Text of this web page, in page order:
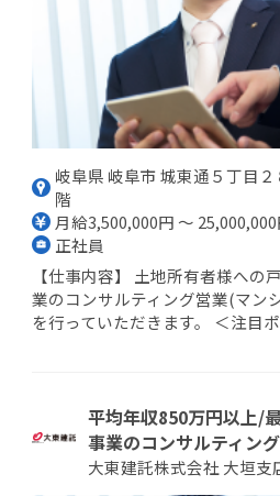
岐阜県 岐阜市 城東通５丁目
階
月給3,500,000円 ～
正社員
【仕事内容】 土地所有者様への
業のコンサルティング営業(マン
を行っていただきます。 ＜注目
平均年収850万円以上/
事業のコンサルティング
大東建託株式会社 大垣支